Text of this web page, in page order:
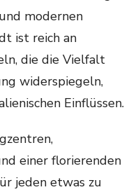
modernen
ist reich an
die die Vielfalt
widerspiegeln,
Einflüssen.
einer florierenden
jeden etwas zu